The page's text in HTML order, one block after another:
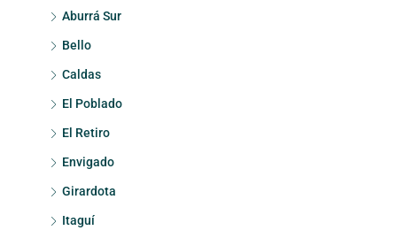
Aburrá Sur
Bello
Caldas
El Poblado
El Retiro
Envigado
Girardota
Itaguí